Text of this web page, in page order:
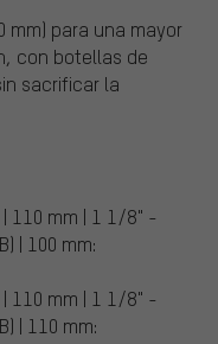
mm) para una mayor
con botellas de
sacrificar la
110 mm | 1 1/8" -
| 100 mm:
110 mm | 1 1/8" -
| 110 mm: